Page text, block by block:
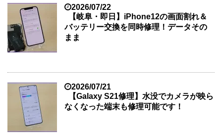
2026/07/22
【岐阜・即日】iPhone12の画面割れ＆
バッテリー交換を同時修理！データその
まま
2026/07/21
【Galaxy S21修理】水没でカメラが映ら
なくなった端末も修理可能です！